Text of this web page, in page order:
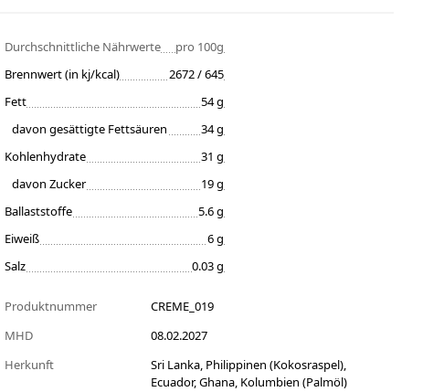
Durchschnittliche Nährwerte
pro 100g
Brennwert (in kj/kcal)
2672 / 645
Fett
54 g
davon gesättigte Fettsäuren
34 g
Kohlenhydrate
31 g
davon Zucker
19 g
Ballaststoffe
5.6 g
Eiweiß
6 g
Salz
0.03 g
Produktnummer
CREME_019
MHD
08.02.2027
Herkunft
Sri Lanka, Philippinen (Kokosraspel),
Ecuador, Ghana, Kolumbien (Palmöl)